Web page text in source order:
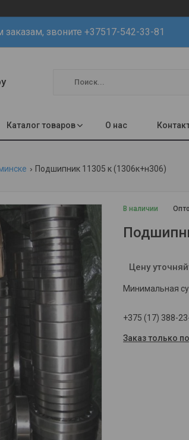
звоните +37517-542-33-81
Каталог товаров О нас
Подшипник 11305 к (1306к+н306)
В наличии
Цену
Минимальная
+375 (17) 388-
Заказ только